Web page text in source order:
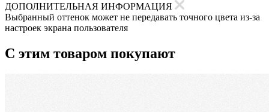
ДОПОЛНИТЕЛЬНАЯ ИНФОРМАЦИЯ
Выбранный оттенок может не передавать точного цвета из-за
настроек экрана пользователя
С этим товаром покупают